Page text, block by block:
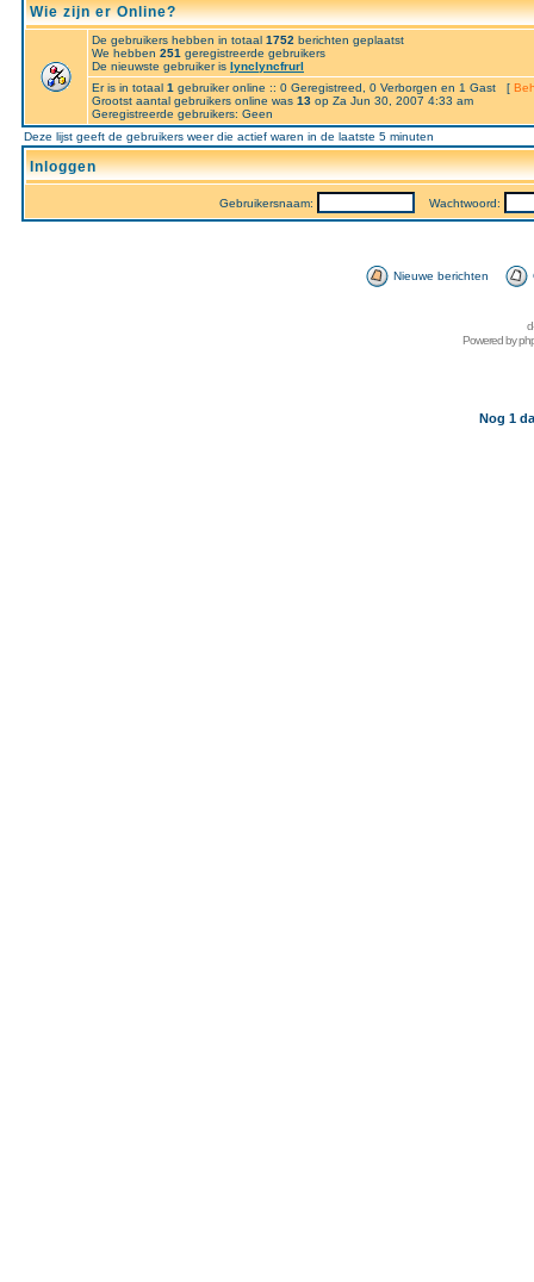
Wie zijn er Online?
De gebruikers hebben in totaal 1752 berichten geplaatst
We hebben 251 geregistreerde gebruikers
De nieuwste gebruiker is lynclyncfrurl
Er is in totaal 1 gebruiker online :: 0 Geregistreed, 0 Verborgen en 1 Gast [
Grootst aantal gebruikers online was 13 op Za Jun 30, 2007 4:33 am
Geregistreerde gebruikers: Geen
Deze lijst geeft de gebruikers weer die actief waren in de laatste 5 minuten
Inloggen
Gebruikersnaam: Wachtwoord:
Nieuwe berichten
Powered by
Nog 1